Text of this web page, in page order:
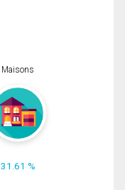
Maisons
31.61 %